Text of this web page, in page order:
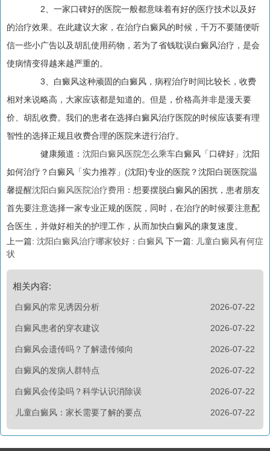
2、一家口碑好的医院一般都意味着有好的医疗技术以及好
的治疗效果。在此建议大家，在治疗白癜风的时候，千万不要随便听
信一些小广告以及胡乱使用药物，若为了省钱耽误白癜风治疗，是会
使病情变得越来越严重的。
3、白癜风这种顽固的白癜风，病程治疗时间比较长，收费
相对来说略高，大家应该都是知道的。但是，价格高并非是漫天要
价、胡乱收费。我们的患者在选择白癜风治疗医院的时候应该要有理
智性的选择正规且收费合理的医院来进行治疗。
健康频道： 沈阳白癜风医院怎么乘车白癜风「口碑好」沈阳
如何治疗？白癜风「实力推荐」(沈阳)专业的医院？沈阳白斑医院温
馨提醒沈阳白癜风医院治疗费用 ：想要摆脱白癜风的困扰，患者朋友
首先要注意选择一家专业正规的医院，同时，在治疗的时候要注意配
合医生，并做好相关的护理工作，从而加快白癜风的康复速度。
上一篇: 沈阳白癜风治疗哪家较好：白癜风 下一篇: 儿童白癜风有何症
状
相关内容:
2026-07-22
白癜风的常见诱因分析
2026-07-22
白癜风患者的穿衣建议
2026-07-22
白癜风会遗传吗？了解遗传倾向
2026-07-22
白癜风的发病人群特点
2026-07-22
白癜风会传染吗？科学认识消除误
2026-07-22
儿童白癜风：家长需要了解的要点